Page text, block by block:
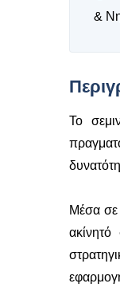
&
Το
Μέσα σε